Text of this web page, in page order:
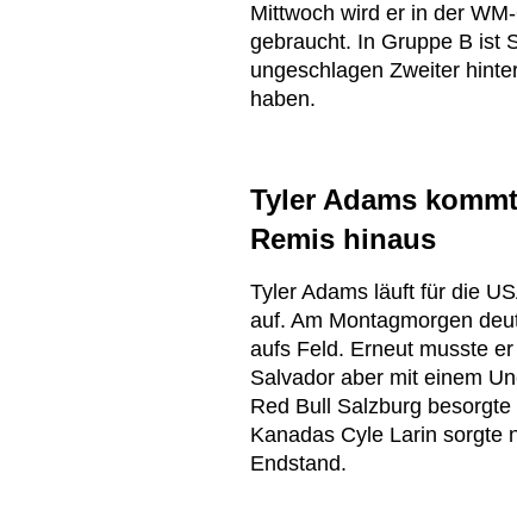
Mittwoch wird er in der
gebraucht. In Gruppe B ist
ungeschlagen Zweiter
haben.
Tyler Adams
Remis hinaus
Tyler Adams läuft für die
auf. Am Montagmorgen
aufs Feld. Erneut musste
Salvador aber mit einem
Red Bull Salzburg
Kanadas Cyle Larin sorgte
Endstand.